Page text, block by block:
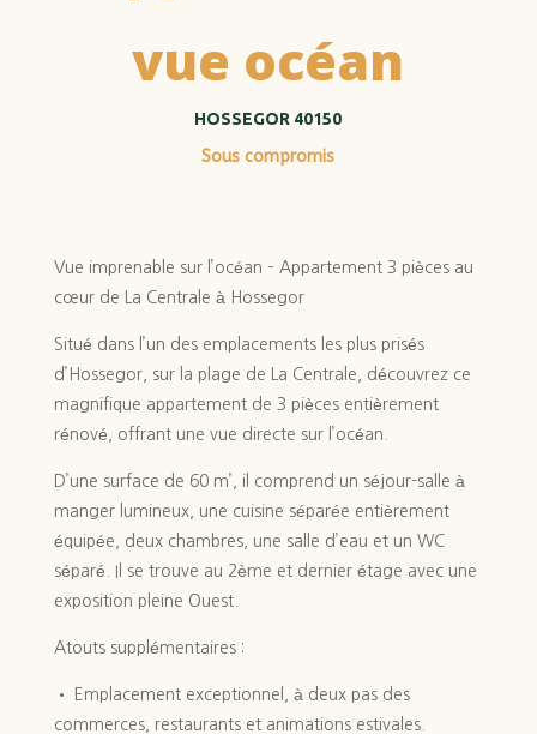
vue océan
HOSSEGOR 40150
Souscompromis
Vue imprenable sur l’océan – Appartement 3 pièces au
cœur de La Centrale à Hossegor
Situé dans l’un des emplacements les plus prisés
d’Hossegor, sur la plage de La Centrale, découvrez ce
magnifique appartement de 3 pièces entièrement
rénové, offrant une vue directe sur l’océan.
D’une surface de 60 m’, il comprend un séjour-salle à
manger lumineux, une cuisine séparée entièrement
équipée, deux chambres, une salle d’eau et un WC
séparé. Il se trouve au 2ème et dernier étage avec une
exposition pleine Ouest.
Atouts supplémentaires :
• Emplacement exceptionnel, à deux pas des
commerces, restaurants et animations estivales.